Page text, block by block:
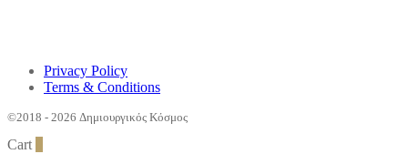
Privacy Policy
Terms & Conditions
©2018 - 2026 Δημιουργικός Κόσμος
Cart